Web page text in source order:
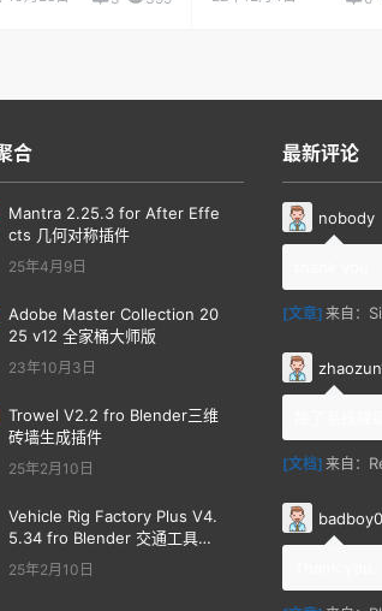
合
Mantra 2.25.3 for After Effe
cts 几何对称插件
25年4月9日
Adobe Master Collection 20
25 v12 全家桶大师版
23年10月3日
Trowel V2.2 fro Blender三维
砖墙生成插件
25年2月10日
Vehicle Rig Factory Plus V4.
5.34 fro Blender 交通工具汽
车绑定插件
25年2月10日
最新评论
nobody
[文章] 来自：
[文档] 来自：